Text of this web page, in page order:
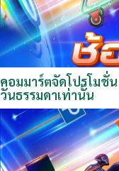
คอมมาร์ตจัดโปรโมชั่
วันธรรมดาเท่านั้น